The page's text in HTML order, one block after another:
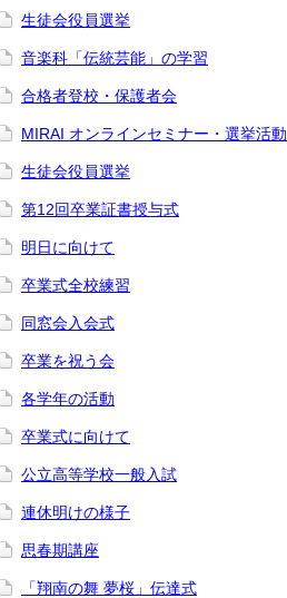
生徒会役員選挙
音楽科「伝統芸能」の学習
合格者登校・保護者会
MIRAI オンラインセミナー・選挙活動
生徒会役員選挙
第12回卒業証書授与式
明日に向けて
卒業式全校練習
同窓会入会式
卒業を祝う会
各学年の活動
卒業式に向けて
公立高等学校一般入試
連休明けの様子
思春期講座
「翔南の舞 夢桜」伝達式